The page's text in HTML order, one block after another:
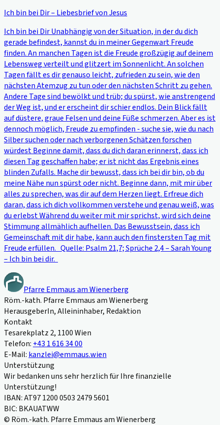
Ich bin bei Dir – Liebesbrief von Jesus
Ich bin bei Dir Unabhängig von der Situation, in der du dich
gerade befindest, kannst du in meiner Gegenwart Freude
finden. An manchen Tagen ist die Freude großzügig auf deinem
Lebensweg verteilt und glitzert im Sonnenlicht. An solchen
Tagen fällt es dir genauso leicht, zufrieden zu sein, wie den
nächsten Atemzug zu tun oder den nächsten Schritt zu gehen.
Andere Tage sind bewölkt und trüb; du spürst, wie anstrengend
der Weg ist, und er erscheint dir schier endlos. Dein Blick fällt
auf düstere, graue Felsen und deine Füße schmerzen. Aber es ist
dennoch möglich, Freude zu empfinden - suche sie, wie du nach
Silber suchen oder nach verborgenen Schätzen forschen
würdest Beginne damit, dass du dich daran erinnerst, dass ich
diesen Tag geschaffen habe; er ist nicht das Ergebnis eines
blinden Zufalls. Mache dir bewusst, dass ich bei dir bin, ob du
meine Nähe nun spürst oder nicht. Beginne dann, mit mir über
alles zu sprechen, was dir auf dem Herzen liegt. Erfreue dich
daran, dass ich dich vollkommen verstehe und genau weiß, was
du erlebst Während du weiter mit mir sprichst, wird sich deine
Stimmung allmählich aufhellen. Das Bewusstsein, dass ich
Gemeinschaft mit dir habe, kann auch den finstersten Tag mit
Freude erfüllen. Quelle: Psalm 21,7; Sprüche 2,4 – Sarah Young
– Ich bin bei dir.
Pfarre Emmaus am Wienerberg
Röm.-kath. Pfarre Emmaus am Wienerberg
HerausgeberIn, Alleininhaber, Redaktion
Kontakt
Tesarekplatz 2, 1100 Wien
Telefon: +43 1 616 34 00
E-Mail: kanzlei@emmaus.wien
Unterstützung
Wir bedanken uns sehr herzlich für Ihre finanzielle
Unterstützung!
IBAN: AT97 1200 0503 2479 5601
BIC: BKAUATWW
© Röm.-kath. Pfarre Emmaus am Wienerberg